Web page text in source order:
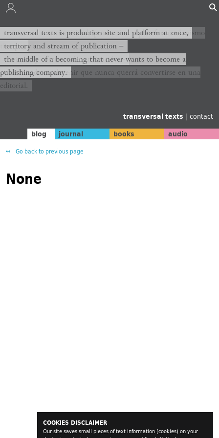
COOKIES DISCLAIMER
Our site saves small pieces of text information (cookies) on your
transversal texts es sitio de producción y plataforma al mismo
tiempo,
territorio y corriente de publicación −
el medio de un devenir que nunca querrá convertirse en una
editorial.
transversal texts is production site and platform at once,
territory and stream of publication −
the middle of a becoming that never wants to become a
publishing company.
transversal texts | contact
blog journal books audio
Go back to previous page
None